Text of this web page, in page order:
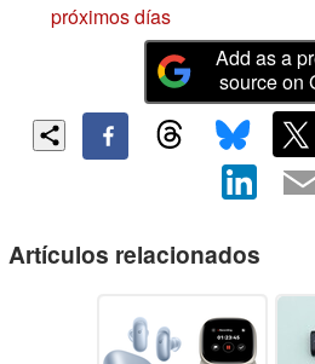
próximos días
Add as a
source on
Artículos relacionados